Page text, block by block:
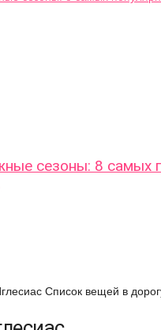
сезоны: 8 самых
Список вещей в